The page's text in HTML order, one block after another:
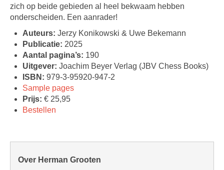
zich op beide gebieden al heel bekwaam hebben
onderscheiden. Een aanrader!
Auteurs: Jerzy Konikowski & Uwe Bekemann
Publicatie: 2025
Aantal pagina’s: 190
Uitgever: Joachim Beyer Verlag (JBV Chess Books)
ISBN: 979-3-95920-947-2
Sample pages
Prijs: € 25,95
Bestellen
Over Herman Grooten